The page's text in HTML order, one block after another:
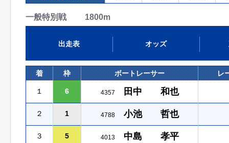
一般特別戦 1800m
出走表 オッズ
着 枠 ボートレーサー レ
１ 6 4357 田中 和也
２ 1 4788 小池 哲也
３ 5 4013 中島 孝平